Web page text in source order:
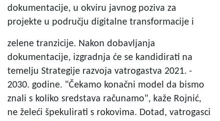
dokumentacije, u okviru javnog poziva za
projekte u području digitalne transformacije i
zelene tranzicije. Nakon dobavljanja
dokumentacije, izgradnja će se kandidirati na
temelju Strategije razvoja vatrogastva 2021. -
2030. godine. "Čekamo konačni model da bismo
znali s koliko sredstava računamo", kaže Rojnić,
ne želeći špekulirati s rokovima. Dotad, vatrogasci